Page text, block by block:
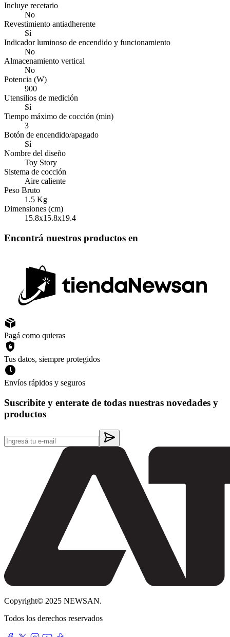
Incluye recetario
No
Revestimiento antiadherente
Sí
Indicador luminoso de encendido y funcionamiento
No
Almacenamiento vertical
No
Potencia (W)
900
Utensilios de medición
Sí
Tiempo máximo de cocción (min)
3
Botón de encendido/apagado
Sí
Nombre del diseño
Toy Story
Sistema de cocción
Aire caliente
Peso Bruto
1.5 Kg
Dimensiones (cm)
15.8x15.8x19.4
Encontrá nuestros productos en
Pagá como quieras
Tus datos, siempre protegidos
Envíos rápidos y seguros
Suscribite y enterate de todas nuestras novedades y
productos
Copyright© 2025 NEWSAN.
Todos los derechos reservados